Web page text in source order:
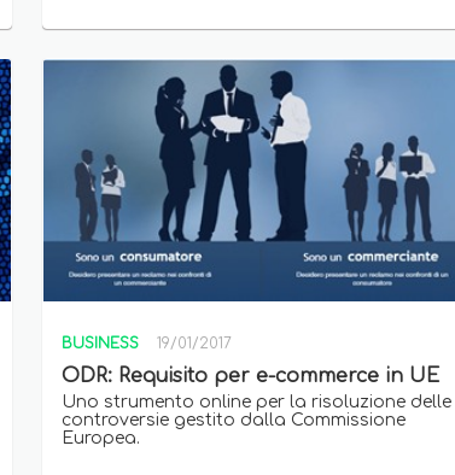
BUSINESS 19/01/2017
ODR: Requisito per e-commerce in UE
Uno strumento online per la risoluzione delle
controversie gestito dalla Commissione
Europea.